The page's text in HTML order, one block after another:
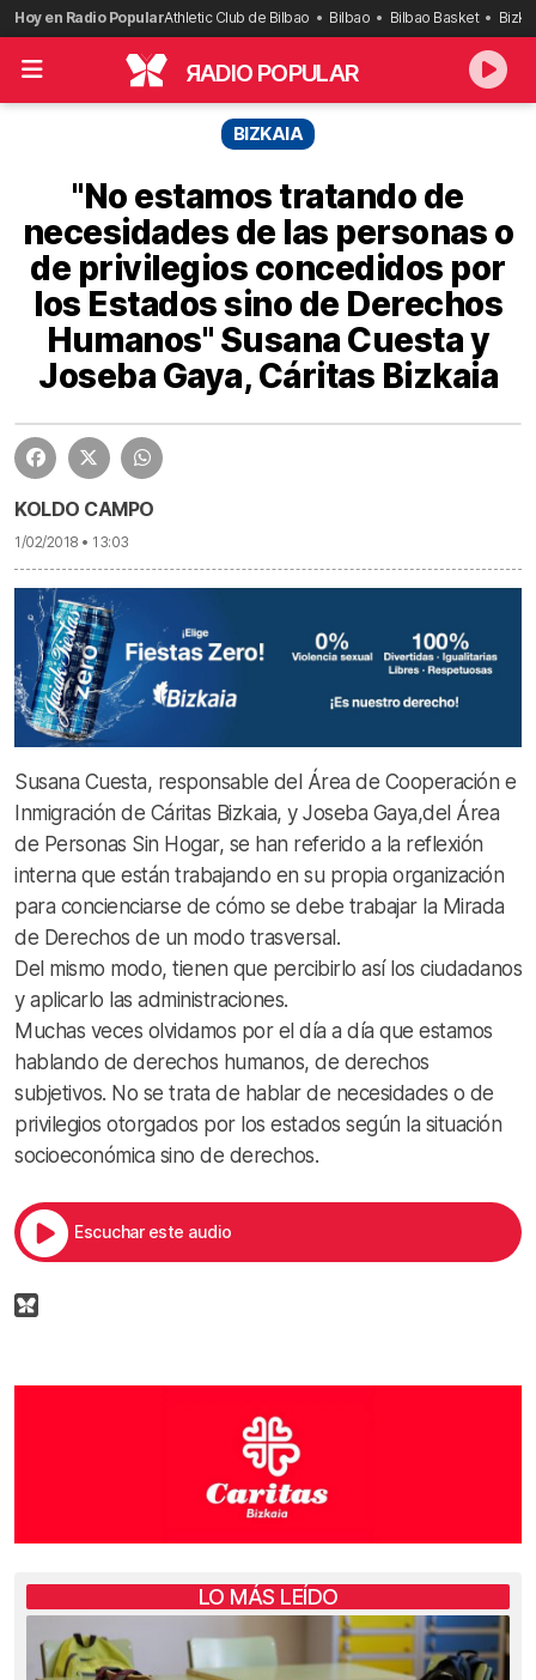
Saltar
al
contenido
Hoy en Radio PopularAthletic Club de Bilbao Bilbao Bilbao Basket
RADIO POPULAR
BIZKAIA
"No estamos tratando de
necesidades de las personas o
de privilegios concedidos por
los Estados sino de Derechos
Humanos" Susana Cuesta y
Joseba Gaya, Cáritas Bizkaia
KOLDO CAMPO
1/02/2018 • 13:03
Susana Cuesta, responsable del Área de Cooperación e
Inmigración de Cáritas Bizkaia, y Joseba Gaya,del Área
de Personas Sin Hogar, se han referido a la reflexión
interna que están trabajando en su propia organización
para concienciarse de cómo se debe trabajar la Mirada
de Derechos de un modo trasversal.
Del mismo modo, tienen que percibirlo así los ciudadanos
y aplicarlo las administraciones.
Muchas veces olvidamos por el día a día que estamos
hablando de derechos humanos, de derechos
subjetivos. No se trata de hablar de necesidades o de
privilegios otorgados por los estados según la situación
socioeconómica sino de derechos.
Escuchar este audio
LO MÁS LEÍDO